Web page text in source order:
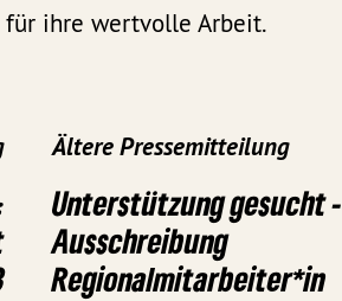
ihre wertvolle Arbeit.
Ältere Pressemitteilung
Unterstützung gesucht -
Ausschreibung
Regionalmitarbeiter*in